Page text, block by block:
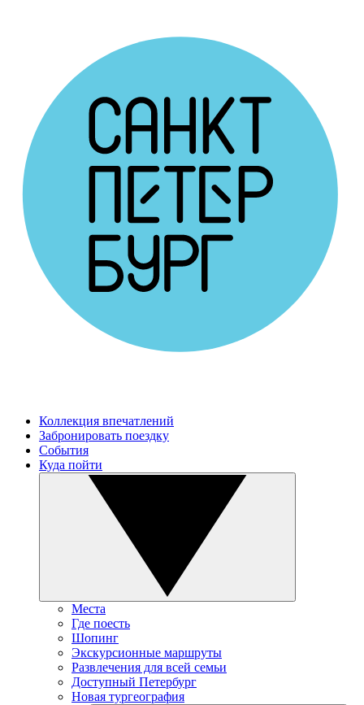
Коллекция впечатлений
Забронировать поездку
События
Куда пойти
Места
Где поесть
Шопинг
Экскурсионные маршруты
Развлечения для всей семьи
Доступный Петербург
Новая тургеография